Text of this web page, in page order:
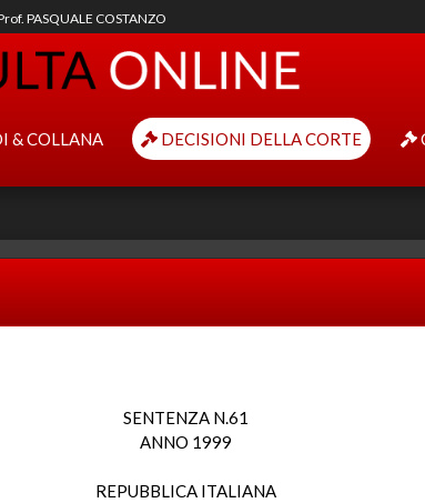
PASQUALE COSTANZO
& COLLANA DECISIONI DELLA CORTE
SENTENZA N.61
ANNO 1999
REPUBBLICA ITALIANA